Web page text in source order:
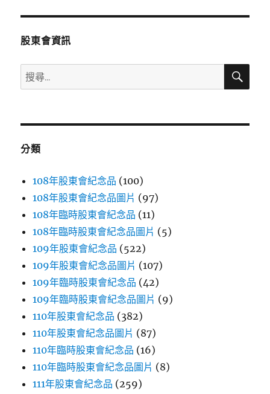
器〉
分
股東會資訊
搜
尋
鍵
搜
分類
108年股東會紀念品 (100)
108年股東會紀念品圖片 (97)
108年臨時股東會紀念品 (11)
108年臨時股東會紀念品圖片 (5)
109年股東會紀念品 (522)
109年股東會紀念品圖片 (107)
109年臨時股東會紀念品 (42)
109年臨時股東會紀念品圖片 (9)
110年股東會紀念品 (382)
110年股東會紀念品圖片 (87)
110年臨時股東會紀念品 (16)
110年臨時股東會紀念品圖片 (8)
111年股東會紀念品 (259)